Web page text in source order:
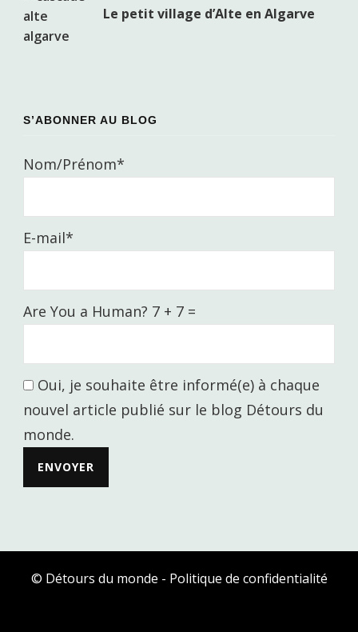
Le petit village d’Alte en Algarve
S’ABONNER AU BLOG
Nom/Prénom*
E-mail*
Are You a Human? 7 + 7 =
Oui, je souhaite être informé(e) à chaque
nouvel article publié sur le blog Détours du
monde.
© Détours du monde - Politique de confidentialité